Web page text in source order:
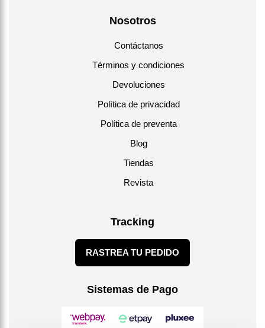
Nosotros
Contáctanos
Términos y condiciones
Devoluciones
Política de privacidad
Política de preventa
Blog
Tiendas
Revista
Tracking
RASTREA TU PEDIDO
Sistemas de Pago